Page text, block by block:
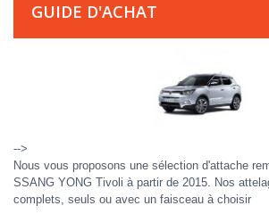
GUIDE D'ACHAT
-->
Nous vous proposons une sélection d'attache
SSANG YONG Tivoli à partir de 2015. Nos
complets, seuls ou avec un faisceau à choisir